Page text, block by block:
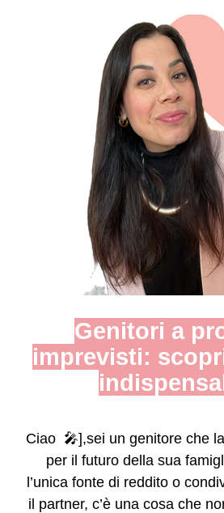
Genitori a
imprevisti:
Ciao 🎤],sei un genitore che
per il futuro della sua
l’unica fonte di reddito o
il partner, c’è una cosa che